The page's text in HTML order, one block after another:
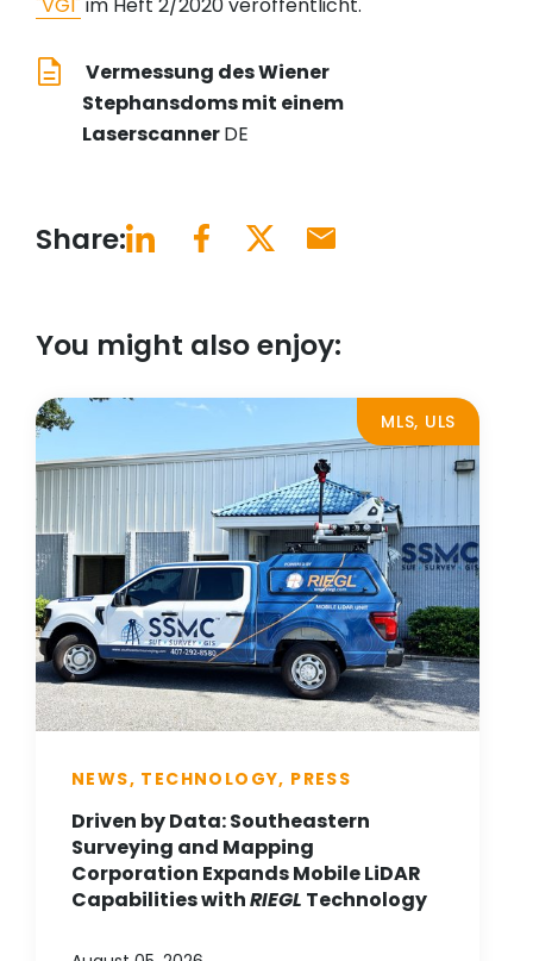
"VGI"im Heft 2/2020 veröffentlicht.
Vermessung des Wiener
Stephansdoms mit einem
LaserscannerDE
Share:
You might also enjoy:
MLS, ULS
NEWS, TECHNOLOGY, PRESS
Driven by Data: Southeastern
Surveying and Mapping
Corporation Expands Mobile LiDAR
Capabilities withRIEGL Technology